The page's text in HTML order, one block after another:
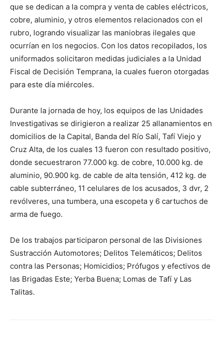
que se dedican a la compra y venta de cables eléctricos,
cobre, aluminio, y otros elementos relacionados con el
rubro, logrando visualizar las maniobras ilegales que
ocurrían en los negocios. Con los datos recopilados, los
uniformados solicitaron medidas judiciales a la Unidad
Fiscal de Decisión Temprana, la cuales fueron otorgadas
para este día miércoles.
Durante la jornada de hoy, los equipos de las Unidades
Investigativas se dirigieron a realizar 25 allanamientos en
domicilios de la Capital, Banda del Río Salí, Tafí Viejo y
Cruz Alta, de los cuales 13 fueron con resultado positivo,
donde secuestraron 77.000 kg. de cobre, 10.000 kg. de
aluminio, 90.900 kg. de cable de alta tensión, 412 kg. de
cable subterráneo, 11 celulares de los acusados, 3 dvr, 2
revólveres, una tumbera, una escopeta y 6 cartuchos de
arma de fuego.
De los trabajos participaron personal de las Divisiones
Sustracción Automotores; Delitos Telemáticos; Delitos
contra las Personas; Homicidios; Prófugos y efectivos de
las Brigadas Este; Yerba Buena; Lomas de Tafí y Las
Talitas.